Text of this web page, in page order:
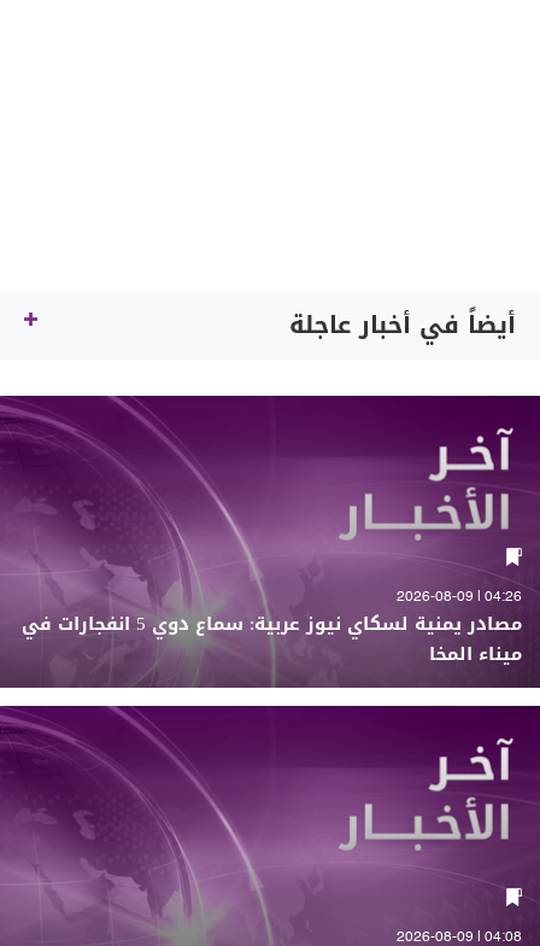
أيضاً في أخبار عاجلة
04:26 | 2026-08-09
مصادر يمنية لسكاي نيوز عربية: سماع دوي 5 انفجارات في
ميناء المخا
04:08 | 2026-08-09